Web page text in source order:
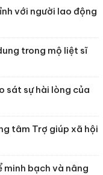
với người lao động
trong mộ liệt sĩ
sát sự hài lòng của
tâm Trợ giúp xã hội
minh bạch và nâng